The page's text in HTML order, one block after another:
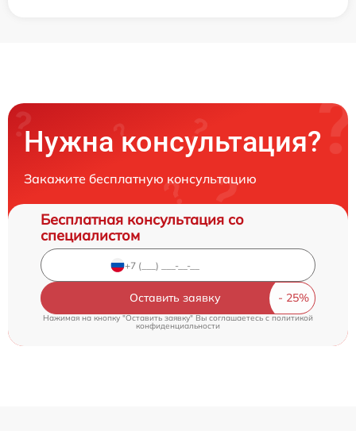
Нужна консультация?
Закажите бесплатную консультацию
Бесплатная консультация со
специалистом
Оставить заявку
Нажимая на кнопку "Оставить заявку" Вы соглашаетесь c политикой
конфиденциальности